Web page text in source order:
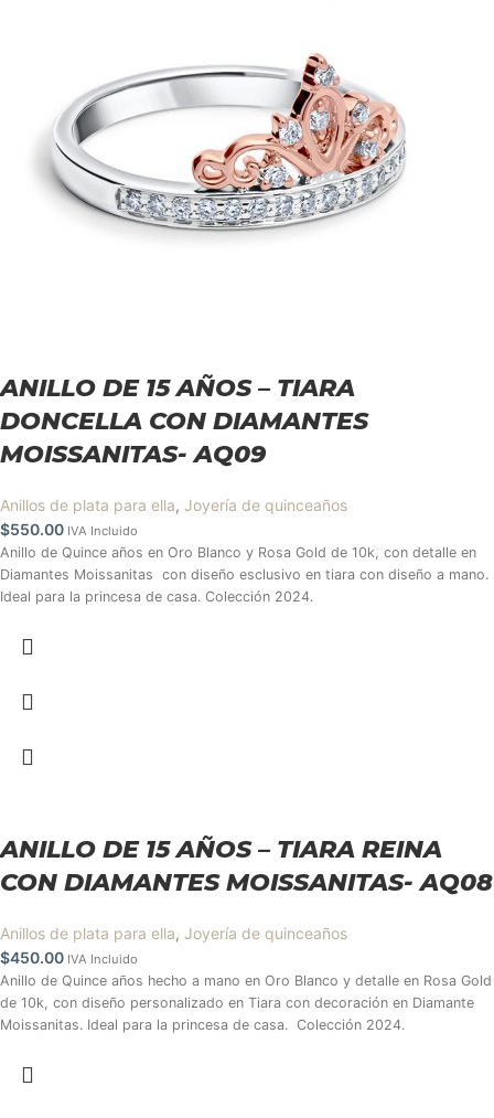
ANILLO DE 15 AÑOS – TIARA
DONCELLA CON DIAMANTES
MOISSANITAS- AQ09
Anillos de plata para ella, Joyería de quinceaños
$550.00 IVA Incluido
Anillo de Quince años en Oro Blanco y Rosa Gold de 10k, con detalle en
Diamantes Moissanitas con diseño esclusivo en tiara con diseño a mano.
Ideal para la princesa de casa. Colección 2024.
ANILLO DE 15 AÑOS – TIARA REINA
CON DIAMANTES MOISSANITAS- AQ08
Anillos de plata para ella, Joyería de quinceaños
$450.00 IVA Incluido
Anillo de Quince años hecho a mano en Oro Blanco y detalle en Rosa Gold
de 10k, con diseño personalizado en Tiara con decoración en Diamante
Moissanitas. Ideal para la princesa de casa. Colección 2024.